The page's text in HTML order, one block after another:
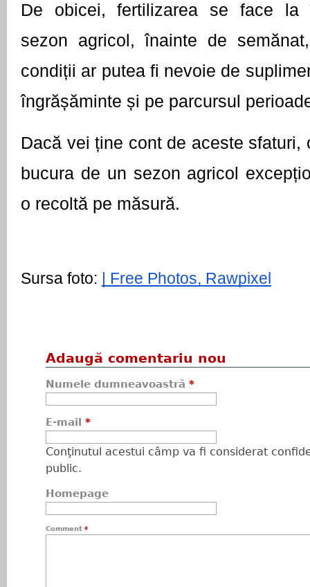
De obicei, fertilizarea se face la
sezon agricol, înainte de
condiții ar putea fi nevoie de
îngrășăminte și pe parcursul
Dacă vei ține cont de aceste sfaturi,
bucura de un sezon agricol
o recoltă pe măsură.
Sursa foto: | Free Photos, Rawpixel
Adaugă comentariu nou
Numele dumneavoastră *
E-mail *
Conţinutul acestui câmp va fi considerat
public.
Homepage
Comment *